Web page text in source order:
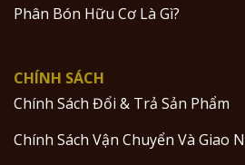
Phân Bón Hữu Cơ Là Gì?
CHÍNH SÁCH
Chính Sách Đổi & Trả Sản Phẩm
Chính Sách Vận Chuyển Và Giao